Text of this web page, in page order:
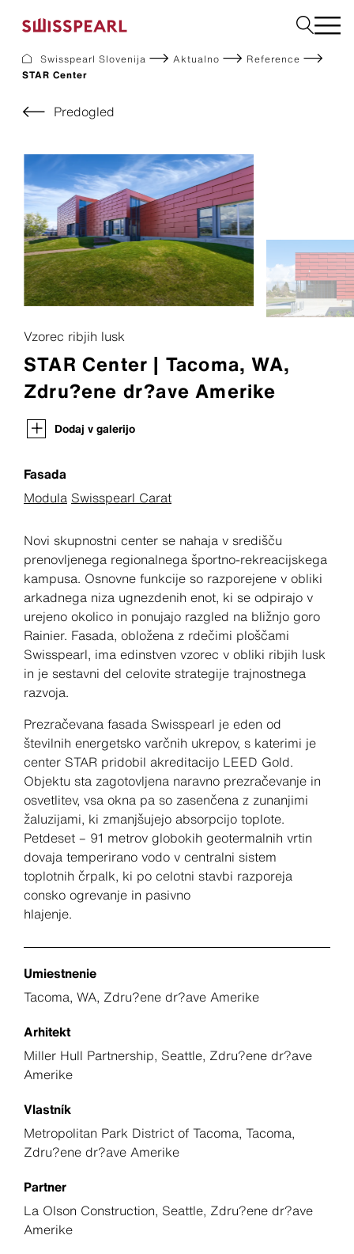
Podjetje
Storitve
Aktualno
Prenosi
Trajnost
Fasadne Plošče
Strešne Kritine
Vrtni program
Swisspearl Slovenija Aktualno
Reference
STAR Center
Predogled
Vzorec ribjih lusk
STAR Center | Tacoma, WA,
Zdru?ene dr?ave Amerike
Dodaj v galerijo
Fasada
Modula Swisspearl Carat
Novi skupnostni center se nahaja v središču
prenovljenega regionalnega športno-rekreacijskega
kampusa. Osnovne funkcije so razporejene v obliki
arkadnega niza ugnezdenih enot, ki se odpirajo v
urejeno okolico in ponujajo razgled na bližnjo goro
Rainier. Fasada, obložena z rdečimi ploščami
Swisspearl, ima edinstven vzorec v obliki ribjih lusk
in je sestavni del celovite strategije trajnostnega
razvoja.
Prezračevana fasada Swisspearl je eden od
številnih energetsko varčnih ukrepov, s katerimi je
center STAR pridobil akreditacijo LEED Gold.
Objektu sta zagotovljena naravno prezračevanje in
osvetlitev, vsa okna pa so zasenčena z zunanjimi
žaluzijami, ki zmanjšujejo absorpcijo toplote.
Petdeset – 91 metrov globokih geotermalnih vrtin
dovaja temperirano vodo v centralni sistem
toplotnih črpalk, ki po celotni stavbi razporeja
consko ogrevanje in pasivno
hlajenje.
Umiestnenie
Tacoma, WA, Zdru?ene dr?ave Amerike
Arhitekt
Miller Hull Partnership, Seattle, Zdru?ene dr?ave
Amerike
Vlastník
Metropolitan Park District of Tacoma, Tacoma,
Zdru?ene dr?ave Amerike
Partner
La Olson Construction, Seattle, Zdru?ene dr?ave
Amerike